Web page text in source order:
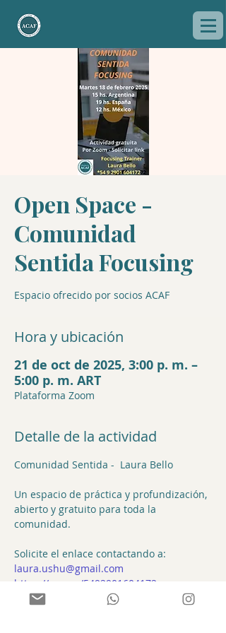
Open Space -
Comunidad
Sentida Focusing
Espacio ofrecido por socios ACAF
Hora y ubicación
21 de oct de 2025, 3:00 p. m. –
5:00 p. m. ART
Plataforma Zoom
Detalle de la actividad
Comunidad Sentida -  Laura Bello
Un espacio de práctica y profundización,
abierto y gratuito para toda la
comunidad.
Solicite el enlace contactando a:
laura.ushu@gmail.com
https://wa.me/5492901604172